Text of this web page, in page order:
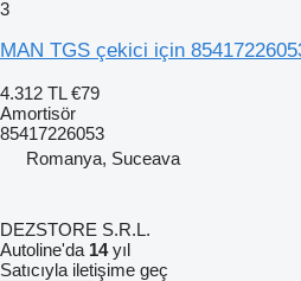
3
MAN TGS çekici için
4.312 TL €79
Amortisör
85417226053
Romanya, Suceava
DEZSTORE S.R.L.
Autoline'da 14yıl
Satıcıyla iletişime geç